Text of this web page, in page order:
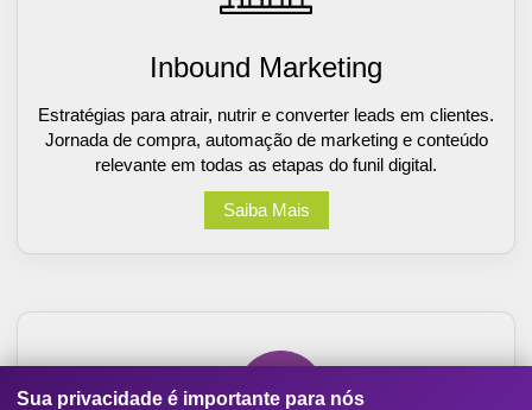
Inbound Marketing
Estratégias para atrair, nutrir e converter leads em clientes.
Jornada de compra, automação de marketing e conteúdo
relevante em todas as etapas do funil digital.
Saiba Mais
Sua privacidade é importante para nós